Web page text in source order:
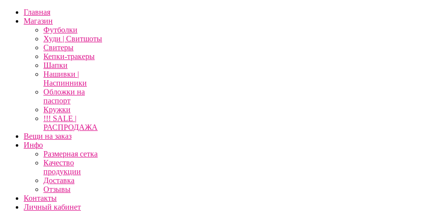
Главная
Магазин
Футболки
Худи | Свитшоты
Свитеры
Кепки-тракеры
Шапки
Нашивки |
Наспинники
Обложки на
паспорт
Кружки
!!! SALE |
РАСПРОДАЖА
Вещи на заказ
Инфо
Размерная сетка
Качество
продукции
Доставка
Отзывы
Контакты
Личный кабинет